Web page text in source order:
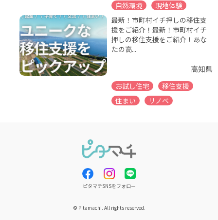
自然環境
現地体験
最新！市町村イチ押しの移住支
援をご紹介！最新！市町村イチ
押しの移住支援をご紹介！あな
たの高...
高知県
お試し住宅
移住支援
住まい
リノベ
ピタマチSNSをフォロー
© Pitamachi. All rights reserved.